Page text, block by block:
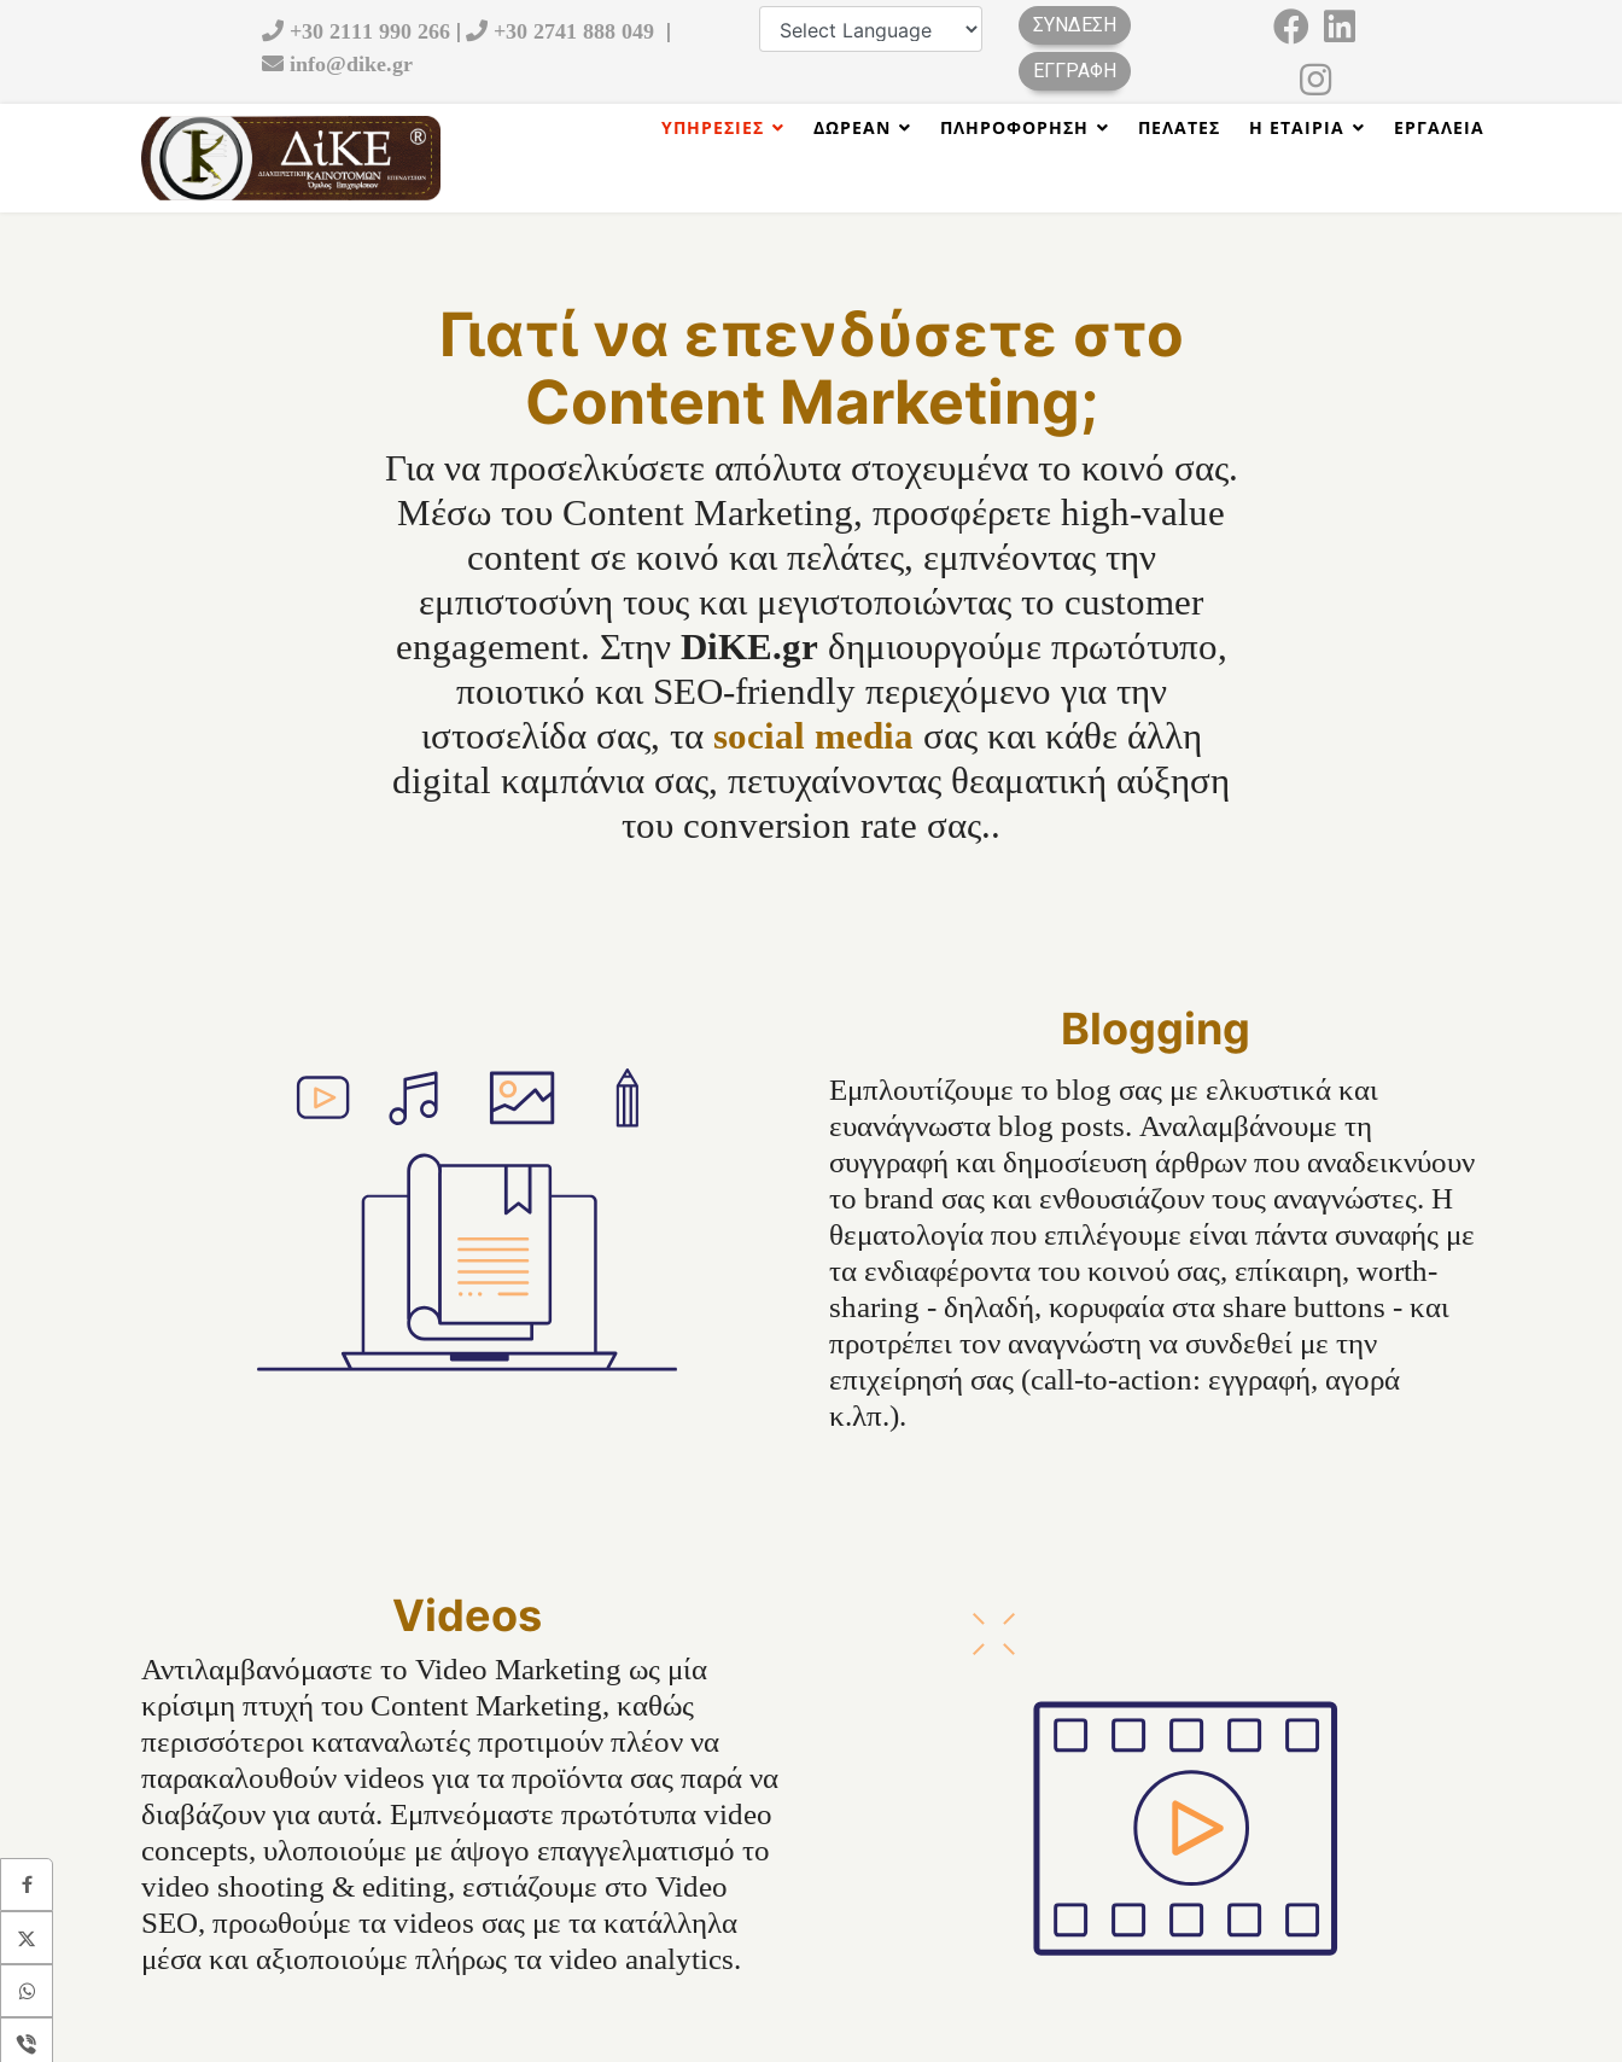
+30 2111 990 266| +30 2741 888 049 |
info@dike.gr
ΣΎΝΔΕΣΗ
ΕΓΓΡΑΦΉ
ΥΠΗΡΕΣΊΕΣ ΔΩΡΕΑΝ ΠΛΗΡΟΦΌΡΗΣΗ ΠΕΛΆΤΕΣ Η ΕΤΑΙΡΊΑ ΕΡΓΑΛΕΊΑ
Γιατί να επενδύσετε στο
Content Marketing;
Για να προσελκύσετε απόλυτα στοχευμένα το κοινό σας.
Μέσω του Content Marketing, προσφέρετε high-value
content σε κοινό και πελάτες, εμπνέοντας την
εμπιστοσύνη τους και μεγιστοποιώντας το customer
engagement. Στην DiKE.gr δημιουργούμε πρωτότυπο,
ποιοτικό και SEO-friendly περιεχόμενο για την
ιστοσελίδα σας, τα social media σας και κάθε άλλη
digital καμπάνια σας, πετυχαίνοντας θεαματική αύξηση
του conversion rate σας..
Blogging
Εμπλουτίζουμε το blog σας με ελκυστικά και
ευανάγνωστα blog posts. Αναλαμβάνουμε τη
συγγραφή και δημοσίευση άρθρων που αναδεικνύουν
το brand σας και ενθουσιάζουν τους αναγνώστες. Η
θεματολογία που επιλέγουμε είναι πάντα συναφής με
τα ενδιαφέροντα του κοινού σας, επίκαιρη, worth-
sharing - δηλαδή, κορυφαία στα share buttons - και
προτρέπει τον αναγνώστη να συνδεθεί με την
επιχείρησή σας (call-to-action: εγγραφή, αγορά
κ.λπ.).
Videos
Αντιλαμβανόμαστε το Video Marketing ως μία
κρίσιμη πτυχή του Content Marketing, καθώς
περισσότεροι καταναλωτές προτιμούν πλέον να
παρακαλουθούν videos για τα προϊόντα σας παρά να
διαβάζουν για αυτά. Εμπνεόμαστε πρωτότυπα video
concepts, υλοποιούμε με άψογο επαγγελματισμό το
video shooting & editing, εστιάζουμε στο Video
SEO, προωθούμε τα videos σας με τα κατάλληλα
μέσα και αξιοποιούμε πλήρως τα video analytics.